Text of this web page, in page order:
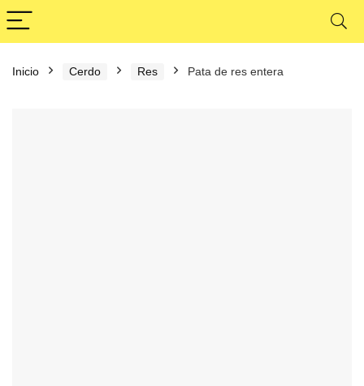
Inicio Cerdo Res Pata de res entera